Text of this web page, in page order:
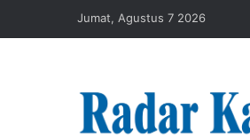
Jumat, Agustus 7 2026